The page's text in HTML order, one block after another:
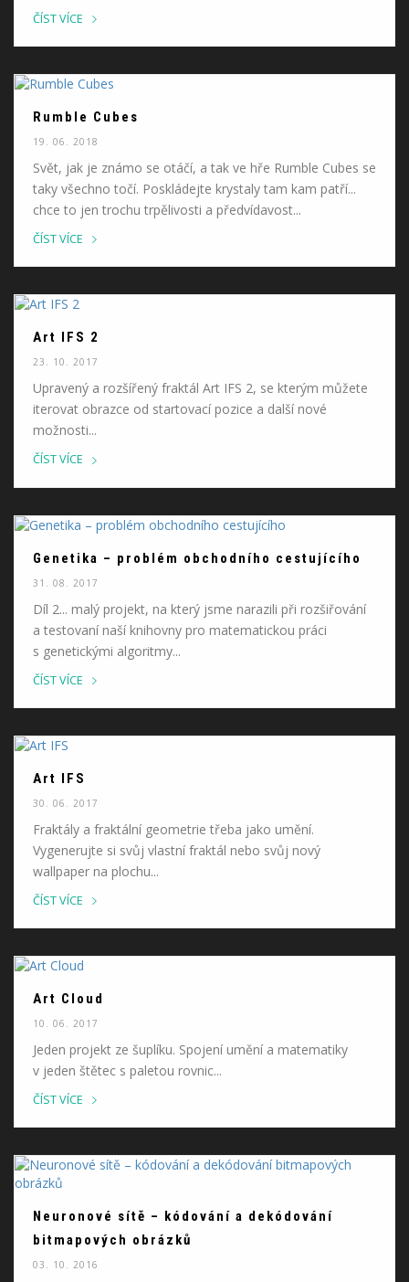
ČÍST VÍCE
Rumble Cubes
19. 06. 2018
Svět, jak je známo se otáčí, a tak ve hře Rumble Cubes se
taky všechno točí. Poskládejte krystaly tam kam patří...
chce to jen trochu trpělivosti a předvídavost...
ČÍST VÍCE
Art IFS 2
23. 10. 2017
Upravený a rozšířený fraktál Art IFS 2, se kterým můžete
iterovat obrazce od startovací pozice a další nové
možnosti...
ČÍST VÍCE
Genetika – problém obchodního cestujícího
31. 08. 2017
Díl 2... malý projekt, na který jsme narazili při rozšiřování
a testovaní naší knihovny pro matematickou práci
s genetickými algoritmy...
ČÍST VÍCE
Art IFS
30. 06. 2017
Fraktály a fraktální geometrie třeba jako umění.
Vygenerujte si svůj vlastní fraktál nebo svůj nový
wallpaper na plochu...
ČÍST VÍCE
Art Cloud
10. 06. 2017
Jeden projekt ze šuplíku. Spojení umění a matematiky
v jeden štětec s paletou rovnic...
ČÍST VÍCE
Neuronové sítě – kódování a dekódování
bitmapových obrázků
03. 10. 2016